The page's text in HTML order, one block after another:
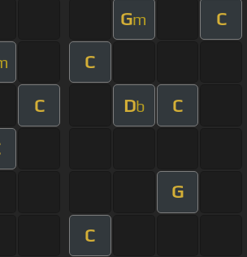
Gm C
C
C Db C
G
C